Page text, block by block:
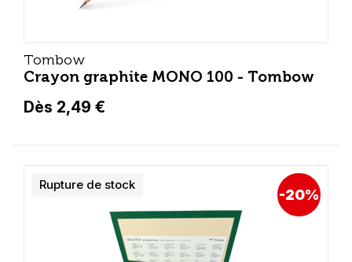
Tombow
Crayon graphite MONO 100 - Tombow
Dès 2,49 €
-20%
Rupture de stock